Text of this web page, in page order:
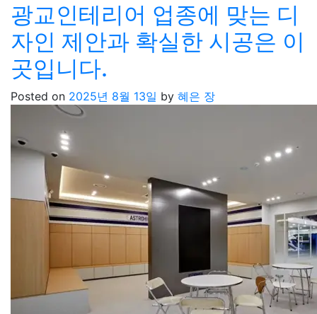
광교인테리어 업종에 맞는 디
자인 제안과 확실한 시공은 이
곳입니다.
Posted on 2025년 8월 13일 by 혜은 장